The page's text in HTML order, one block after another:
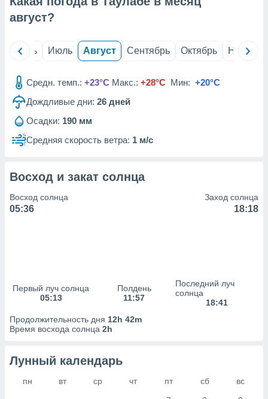
из
данных
наших 1199
август?
Июнь Июль Август Сентябрь Октябрь Ноябрь
Средн. темп.: +23°C Макс.: +28°C Мин: +20°C
Дождливые дни: 26 дней
Осадки: 190 мм
Средняя скорость ветра: 1 м/с
Восход и закат солнца
Восход солнца
05:36
Заход солнца
18:18
Первый луч солнца
05:13
Полдень
11:57
Последний луч
солнца
18:41
Продолжительность дня 12h 42m
Время восхода солнца 2h
Лунный календарь
пн вт ср чт пт сб
вс